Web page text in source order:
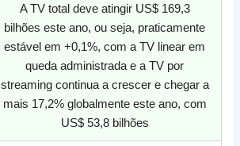
A TV total deve atingir US$ 169,3
bilhões este ano, ou seja, praticamente
estável em +0,1%, com a TV linear em
queda administrada e a TV por
streaming continua a crescer e chegar a
mais 17,2% globalmente este ano, com
US$ 53,8 bilhões